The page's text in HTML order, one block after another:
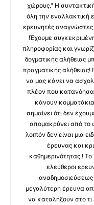
χώρους." Η
όλη την εναλλακτική
ερευνητές αναγνώστες
!Έχουμε
πληροφορίας και
δογματικής αλήθειας
πραγματικής αλήθειας!
να μας κάνει να
πλέον που
κάνουν
σημαίνει ότι δεν
απομακρύνει από το
λοιπόν δεν είναι μια
έρευνας και
καθημερινότητας !
ελεύθεροι
μεγαλύτερη έρευνα
να καταλήξουν στο τι